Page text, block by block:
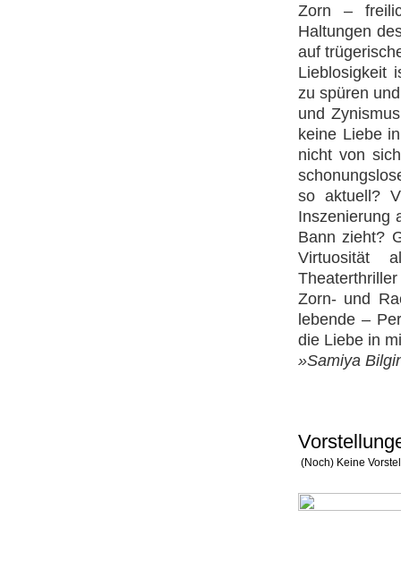
Zorn –
Haltungen
auf
Lieblosigkeit
zu spüren
und
keine Liebe
nicht von
so aktuell?
Inszenierung
Bann zieht?
Virtuosität
Zorn- und
lebende –
die Liebe in
»Samiya
(Noch) Keine